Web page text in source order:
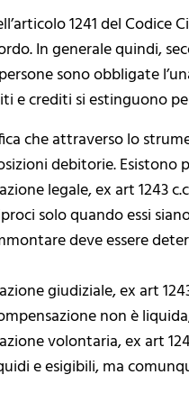
1241 del
In generale quindi,
sono obbligate
e crediti si estinguono
che attraverso lo
debitorie. Esistono
legale, ex art 1243
solo quando essi
deve essere
giudiziale, ex art
non è
volontaria, ex art
e esigibili, ma